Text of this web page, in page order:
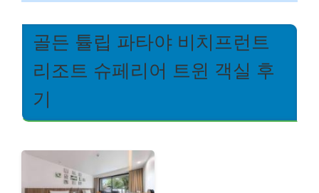
골든 튤립 파타야 비치프런트
리조트 슈페리어 트윈 객실 후
기